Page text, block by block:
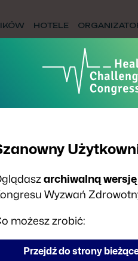
HOTELE
PARTNERZY
archiwalną wersję
Wyzwań
możesz zrobić:
Przejdź do strony